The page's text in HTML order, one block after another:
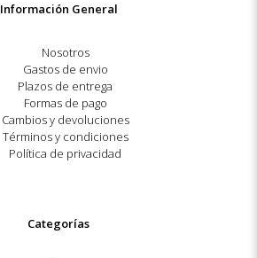
Información General
Nosotros
Gastos de envio
Plazos de entrega
Formas de pago
Cambios y devoluciones
Términos y condiciones
Política de privacidad
Categorías